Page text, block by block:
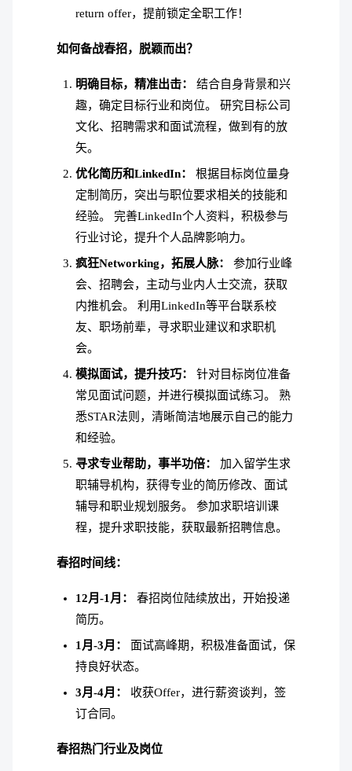
return offer，提前锁定全职工作！
如何备战春招，脱颖而出？
明确目标，精准出击：
结合自身背景和兴
趣，确定目标行业和岗位。
研究目标公司
文化、招聘需求和面试流程，做到有的放
矢。
优化简历和LinkedIn：
根据目标岗位量身
定制简历，突出与职位要求相关的技能和
经验。
完善LinkedIn个人资料，积极参与
行业讨论，提升个人品牌影响力。
疯狂Networking，拓展人脉：
参加行业峰
会、招聘会，主动与业内人士交流，获取
内推机会。
利用LinkedIn等平台联系校
友、职场前辈，寻求职业建议和求职机
会。
模拟面试，提升技巧：
针对目标岗位准备
常见面试问题，并进行模拟面试练习。
熟
悉STAR法则，清晰简洁地展示自己的能力
和经验。
寻求专业帮助，事半功倍：
加入留学生求
职辅导机构，获得专业的简历修改、面试
辅导和职业规划服务。
参加求职培训课
程，提升求职技能，获取最新招聘信息。
春招时间线：
12月-1月：
春招岗位陆续放出，开始投递
简历。
1月-3月：
面试高峰期，积极准备面试，保
持良好状态。
3月-4月：
收获Offer，进行薪资谈判，签
订合同。
春招热门行业及岗位